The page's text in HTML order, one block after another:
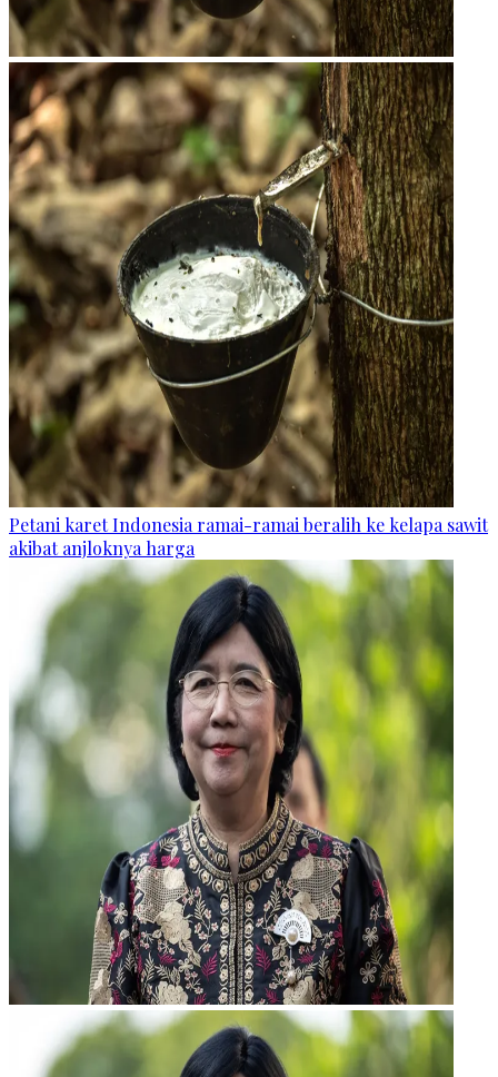
Petani karet Indonesia ramai-ramai beralih ke kelapa sawit
akibat anjloknya harga